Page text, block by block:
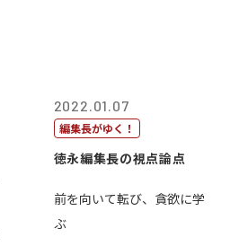
2022.01.07
編集長がゆく！
徳永編集長の視点論点
前を向いて転び、貪欲に学
ぶ